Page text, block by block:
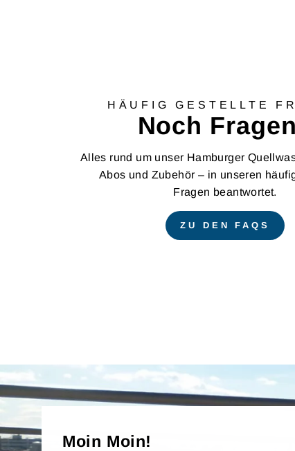
HÄUFIG GESTELLTE
Noch
Alles rund um unser Hamburger
Abos und Zubehör – in unseren
Fragen beantwortet.
ZU DEN FAQS
Moin Moin!